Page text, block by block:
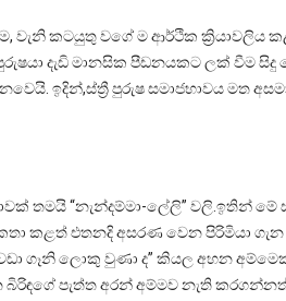
වැනි කටයුතු වගේ ම ආර්ථික
දැඩි මානසික පීඩනයකට ලක් වීම
ඉදින්,ස්ත්‍රී පුරුෂ සමාජභාවය මත
තමයි “නැන්දම්මා-ලේලි”
කළත් එතනදි අසරණ වෙන පිරිමියා
ගෑනි ලොකු වුණා ද” කියල අහන
පැත්ත අරන් අම්මව නැති